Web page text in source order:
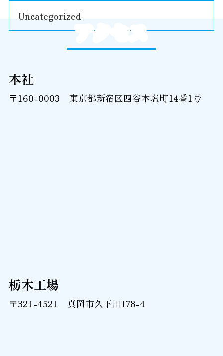
Uncategorized
アクセス
本社
〒160-0003 東京都新宿区四谷本塩町14番1号
栃木工場
〒321-4521 真岡市久下田178-4